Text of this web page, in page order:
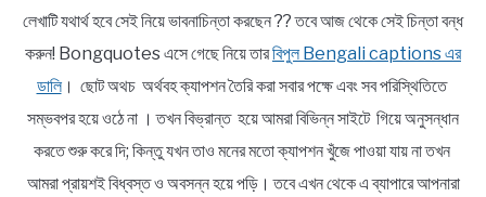
লেখাটি যথার্থ হবে সেই নিয়ে ভাবনাচিন্তা করছেন ?? তবে আজ থেকে সেই চিন্তা বন্ধ
করুন! Bongquotes এসে গেছে নিয়ে তারবিপুল Bengali captions এর
ডালি। ছোট অথচ অর্থবহ ক্যাপশন তৈরি করা সবার পক্ষে এবং সব পরিস্থিতিতে
সম্ভবপর হয়ে ওঠে না । তখন বিভ্রান্ত হয়ে আমরা বিভিন্ন সাইটে গিয়ে অনুসন্ধান
করতে শুরু করে দি; কিন্তু যখন তাও মনের মতো ক্যাপশন খুঁজে পাওয়া যায় না তখন
আমরা প্রায়শই বিধ্বস্ত ও অবসন্ন হয়ে পড়ি। তবে এখন থেকে এ ব্যাপারে আপনারা